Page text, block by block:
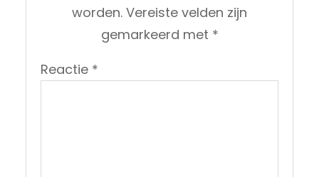
worden. Vereiste velden zijn
gemarkeerd met *
Reactie *